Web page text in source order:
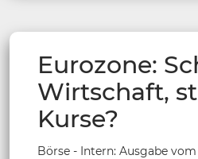
Eurozone:
Wirtschaft,
Kurse?
Börse - Intern: Ausgabe